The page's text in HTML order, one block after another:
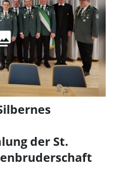
der St.